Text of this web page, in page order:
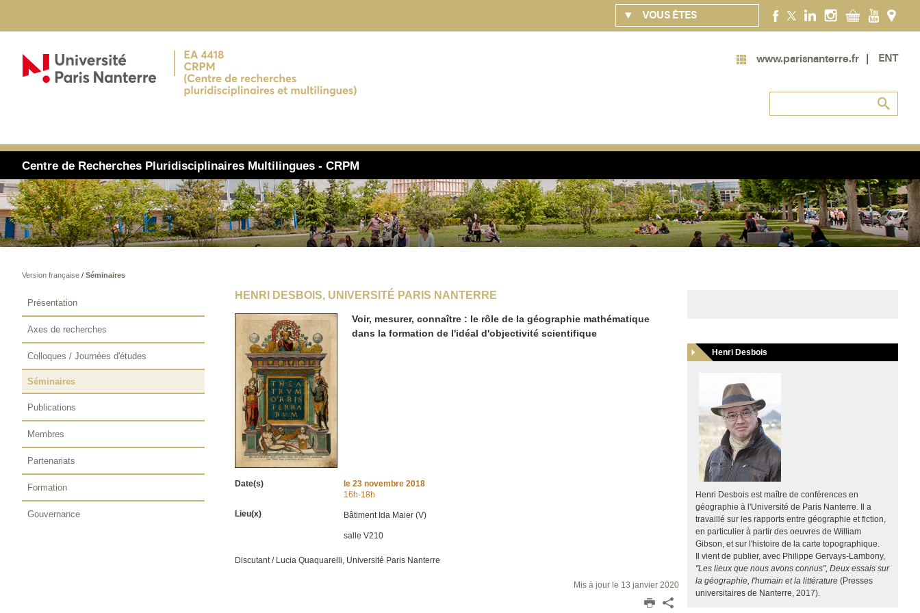
VOUS ÊTES
www.parisnanterre.fr ENT
Centre de Recherches Pluridisciplinaires Multilingues - CRPM
Version française/ Séminaires
HENRI DESBOIS, UNIVERSITÉ PARIS NANTERRE
Voir, mesurer, connaître : le rôle de la géographie mathématique
dans la formation de l'idéal d'objectivité scientifique
Date(s) le 23 novembre 2018
16h-18h
Lieu(x)
Bâtiment Ida Maier (V)
salle V210
Discutant / Lucia Quaquarelli, Université Paris Nanterre
Mis à jour le 13 janvier 2020
Henri Desbois
Henri Desbois est maître de conférences en
géographie à l'Université de Paris Nanterre. Il a
travaillé sur les rapports entre géographie et fiction,
en particulier à partir des oeuvres de William
Gibson, et sur l'histoire de la carte topographique.
Il vient de publier, avec Philippe Gervays-Lambony,
"Les lieux que nous avons connus", Deux essais sur
la géographie, l'humain et la littérature(Presses
universitaires de Nanterre, 2017).
Présentation
Axes de recherches
Colloques / Journées d'études
Séminaires
Publications
Membres
Partenariats
Formation
Gouvernance